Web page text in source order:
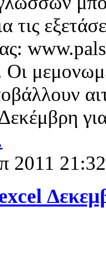
τις
2011 21:32